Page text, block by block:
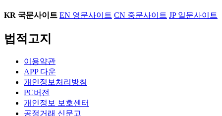
KR 국문사이트 EN 영문사이트 CN 중문사이트 JP일문사이트
법적고지
이용약관
APP 다운
개인정보처리방침
PC버전
개인정보 보호센터
공정거래 신문고